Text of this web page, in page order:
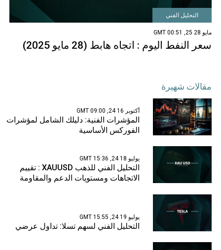
التحليل الفني
مايو 28 25, 00:51 GMT
سعر النفط اليوم : اتجاه هابط (28 مايو 2025)
مقالات شهيرة
أكتوبر 16 24, 09:00 GMT
المؤشرات الفنية: دليلك الشامل لمؤشرات
الفوركس الأساسية
يوليو 18 24, 15:36 GMT
التحليل الفني للذهب XAUUSD : تقييم
الاتجاهات ومستويات الدعم والمقاومة
يوليو 19 24, 15:55 GMT
التحليل الفني لسهم تسلا: تداول عرضي